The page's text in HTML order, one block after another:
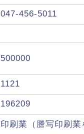
047-456-5011
500000
1121
196209
印刷業（謄写印刷業